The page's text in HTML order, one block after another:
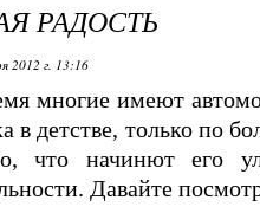
РАДОСТЬ
2012 г. 13:16
многие имеют
в детстве, только по
что начинют его
Давайте